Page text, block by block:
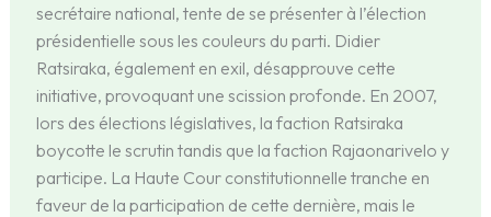
secrétaire national, tente de se présenter à l’élection
présidentielle sous les couleurs du parti. Didier
Ratsiraka, également en exil, désapprouve cette
initiative, provoquant une scission profonde. En 2007,
lors des élections législatives, la faction Ratsiraka
boycotte le scrutin tandis que la faction Rajaonarivelo y
participe. La Haute Cour constitutionnelle tranche en
faveur de la participation de cette dernière, mais le